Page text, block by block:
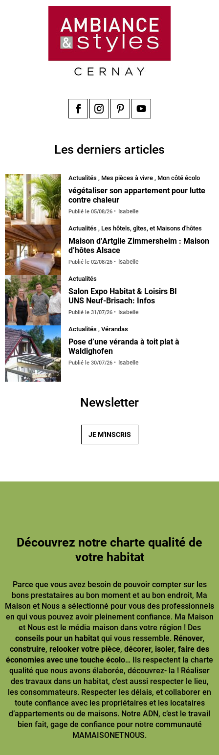
Les derniers articles
Actualités , Mes pièces à vivre , Mon côté écolo
végétaliser son appartement pour lutte
contre chaleur
Publié le 05/08/26 Isabelle
Actualités , Les hôtels, gîtes, et Maisons d'hôtes
Maison d’Artgile Zimmersheim : Maison
d’hôtes Alsace
Publié le 02/08/26 Isabelle
Actualités
Salon Expo Habitat & Loisirs BI
UNS Neuf-Brisach: Infos
Publié le 31/07/26 Isabelle
default
Actualités , Vérandas
Pose d’une véranda à toit plat à
Waldighofen
Publié le 30/07/26 Isabelle
Newsletter
JE M'INSCRIS
Découvrez notre charte qualité de
votre habitat
Parce que vous avez besoin de pouvoir compter sur les
bons prestataires au bon moment et au bon endroit, Ma
Maison et Nous a sélectionné pour vous des professionnels
en qui vous pouvez avoir pleinement confiance. Ma Maison
et Nous est le média maison dans votre région ! Des
conseils pour un habitatqui vous ressemble. Rénover,
construire, relooker votre pièce, décorer, isoler, faire des
économies avec une touche écolo… Ils respectent la charte
qualité que nous avons élaborée, découvrez- la ! Réaliser
des travaux dans un habitat, c’est aussi respecter le lieu,
les consommateurs. Respecter les délais, et collaborer en
toute confiance avec les propriétaires et les locataires
d’appartements ou de maisons. Notre ADN, c’est le travail
bien fait, gage de confiance pour notre communauté
MAMAISONETNOUS.